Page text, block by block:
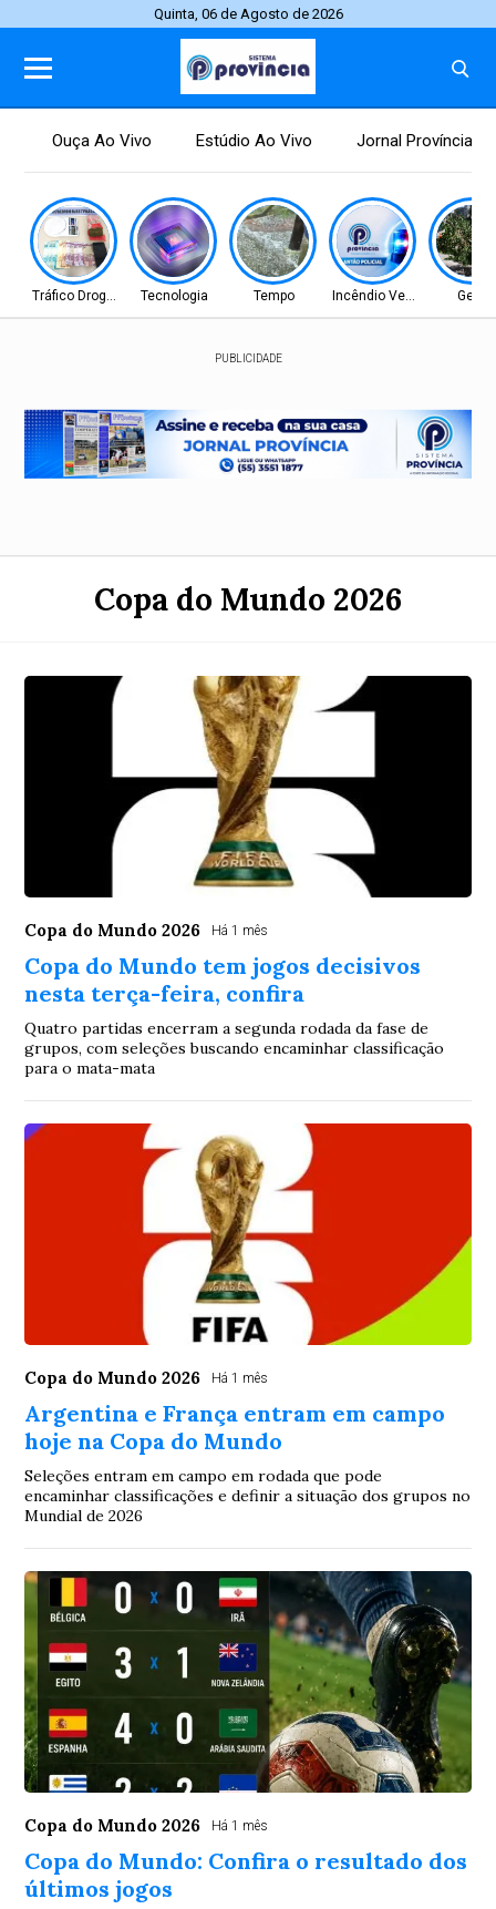
Quinta, 06 de Agosto de 2026
Ouça Ao Vivo Estúdio Ao Vivo Jornal Província
Tráfico Drogas Tecnologia Tempo Incêndio Veicular Geral
PUBLICIDADE
Copa do Mundo 2026
Copa do Mundo 2026 Há 1 mês
Copa do Mundo tem jogos decisivos
nesta terça-feira, confira
Quatro partidas encerram a segunda rodada da fase de
grupos, com seleções buscando encaminhar classificação
para o mata-mata
Copa do Mundo 2026 Há 1 mês
Argentina e França entram em campo
hoje na Copa do Mundo
Seleções entram em campo em rodada que pode
encaminhar classificações e definir a situação dos grupos no
Mundial de 2026
Copa do Mundo 2026 Há 1 mês
Copa do Mundo: Confira o resultado dos
últimos jogos